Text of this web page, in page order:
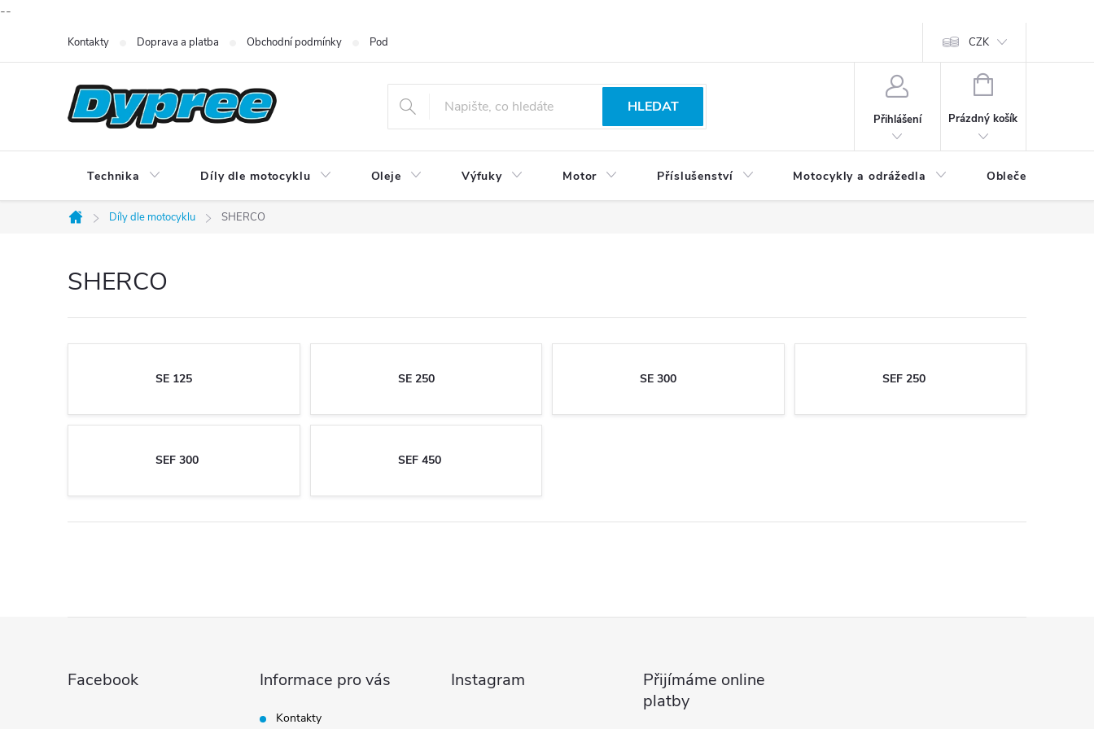
--
Kontakty Doprava a platba Obchodní podmínky Podmínky ochrany osobních údajů CZK
HLEDAT
Přihlášení
NÁKUPNÍ
Prázdný košík
Technika Díly dle motocyklu Oleje Výfuky Motor Příslušenství Motocykly a odrážedla Oblečení a
Domů
Díly dle motocyklu SHERCO
SHERCO
SE 125 SE 250 SE 300 SEF 250
SEF 300 SEF 450
Facebook Informace pro vás
Kontakty
Instagram
Přijímáme online
platby